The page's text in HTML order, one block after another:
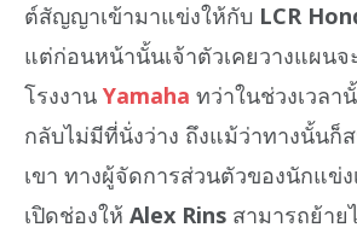
ต์สัญญาเข้ามาแข่งให้กับ LCR
แต่ก่อนหน้านั้นเจ้าตัวเคยวางแผนจ
โรงงาน Yamaha ทว่าในช่วงเวลา
กลับไม่มีที่นั่งว่าง ถึงแม้ว่าทางนั้นก็
เขา ทางผู้จัดการส่วนตัวของนักแข่
เปิดช่องให้ Alex Rins สามารถย้าย